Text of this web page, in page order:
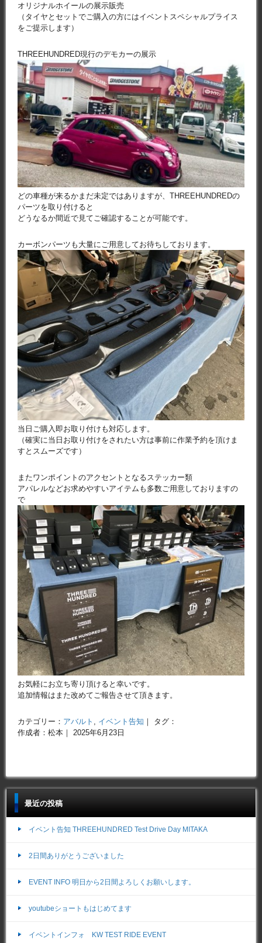
オリジナルホイールの展示販売
（タイヤとセットでご購入の方にはイベントスペシャルプライス
をご提示します）
THREEHUNDRED現行のデモカーの展示
どの車種が来るかまだ未定ではありますが、THREEHUNDREDの
パーツを取り付けると
どうなるか間近で見てご確認することが可能です。
カーボンパーツも大量にご用意してお待ちしております。
当日ご購入即お取り付けも対応します。
（確実に当日お取り付けをされたい方は事前に作業予約を頂けま
すとスムーズです）
またワンポイントのアクセントとなるステッカー類
アパレルなどお求めやすいアイテムも多数ご用意しておりますの
で
お気軽にお立ち寄り頂けると幸いです。
追加情報はまた改めてご報告させて頂きます。
カテゴリー： アバルト イベント告知 ｜ タグ：
作成者：松本｜ 2025年6月23日
最近の投稿
イベント告知 THREEHUNDRED Test Drive Day MITAKA
2日間ありがとうございました
EVENT INFO 明日から2日間よろしくお願いします。
youtubeショートもはじめてます
イベントインフォ KW TEST RIDE EVENT